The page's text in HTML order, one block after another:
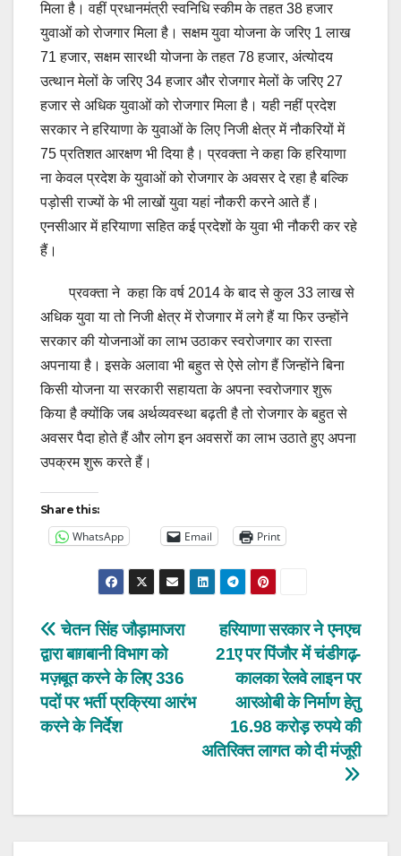
मिला है। वहीं प्रधानमंत्री स्वनिधि स्कीम के तहत 38 हजार
युवाओं को रोजगार मिला है। सक्षम युवा योजना के जरिए 1 लाख
71 हजार, सक्षम सारथी योजना के तहत 78 हजार, अंत्योदय
उत्थान मेलों के जरिए 34 हजार और रोजगार मेलों के जरिए 27
हजार से अधिक युवाओं को रोजगार मिला है। यही नहीं प्रदेश
सरकार ने हरियाणा के युवाओं के लिए निजी क्षेत्र में नौकरियों में
75 प्रतिशत आरक्षण भी दिया है। प्रवक्ता ने कहा कि हरियाणा
ना केवल प्रदेश के युवाओं को रोजगार के अवसर दे रहा है बल्कि
पड़ोसी राज्यों के भी लाखों युवा यहां नौकरी करने आते हैं।
एनसीआर में हरियाणा सहित कई प्रदेशों के युवा भी नौकरी कर रहे
हैं।
प्रवक्ता ने कहा कि वर्ष 2014 के बाद से कुल 33 लाख से
अधिक युवा या तो निजी क्षेत्र में रोजगार में लगे हैं या फिर उन्होंने
सरकार की योजनाओं का लाभ उठाकर स्वरोजगार का रास्ता
अपनाया है। इसके अलावा भी बहुत से ऐसे लोग हैं जिन्होंने बिना
किसी योजना या सरकारी सहायता के अपना स्वरोजगार शुरू
किया है क्योंकि जब अर्थव्यवस्था बढ़ती है तो रोजगार के बहुत से
अवसर पैदा होते हैं और लोग इन अवसरों का लाभ उठाते हुए अपना
उपक्रम शुरू करते हैं।
Share this:
WhatsApp Email Print
Post
navigation
हरियाणा सरकार ने एनएच
21ए पर पिंजौर में चंडीगढ़-
कालका रेलवे लाइन पर
आरओबी के निर्माण हेतु
16.98 करोड़ रुपये की
अतिरिक्त लागत को दी मंजूरी
चेतन सिंह जौड़ामाजरा
द्वारा बाग़बानी विभाग को
मज़बूत करने के लिए 336
पदों पर भर्ती प्रक्रिया आरंभ
करने के निर्देश